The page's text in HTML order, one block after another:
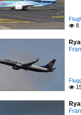
 8
